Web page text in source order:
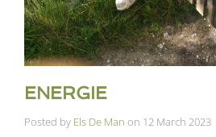
ENERGIE
Posted by Els De Man on 12 March 2023